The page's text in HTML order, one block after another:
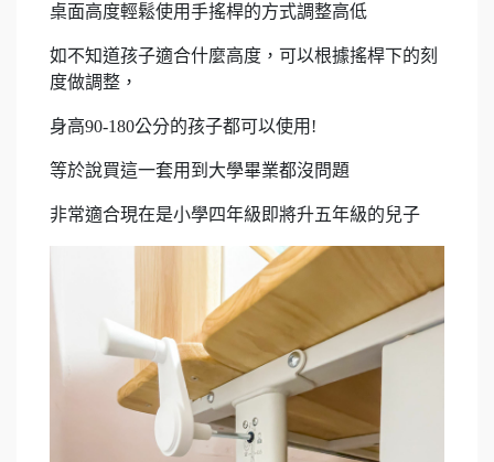
桌面高度輕鬆使用手搖桿的方式調整高低
如不知道孩子適合什麼高度，可以根據搖桿下的刻
度做調整，
身高90-180公分的孩子都可以使用!
等於說買這一套用到大學畢業都沒問題
非常適合現在是小學四年級即將升五年級的兒子